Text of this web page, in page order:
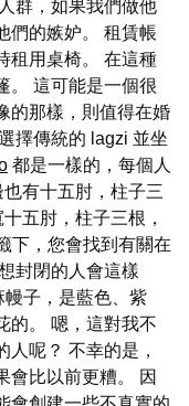
群，如果我們做他
們的嫉妒。 租賃帳
租用桌椅。 在這種
。 這可能是一個很
的那樣，則值得在婚
擇傳統的 lagzi 並坐
都是一樣的，每個人
有十五肘，柱子三
五肘，柱子三根，
下，您會找到有關在
封閉的人會這樣
子，是藍色、紫
的。 嗯，這對我不
呢？ 不幸的是，
會比以前更糟。 因